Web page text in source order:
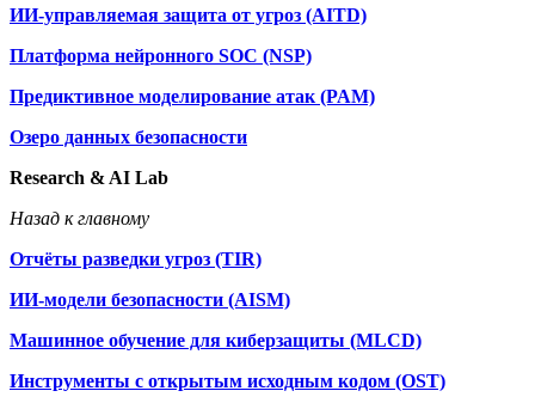
ИИ-управляемая защита от угроз (AITD)
Платформа нейронного SOC (NSP)
Предиктивное моделирование атак (PAM)
Озеро данных безопасности
Research & AI Lab
Назад к главному
Отчёты разведки угроз (TIR)
ИИ-модели безопасности (AISM)
Машинное обучение для киберзащиты (MLCD)
Инструменты с открытым исходным кодом (OST)